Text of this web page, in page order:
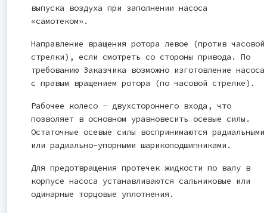
выпуска воздуха при заполнении насоса
«самотеком».
Направление вращения ротора левое (против часовой
стрелки), если смотреть со стороны привода. По
требованию Заказчика возможно изготовление насоса
с правым вращением ротора (по часовой стрелке).
Рабочее колесо - двухстороннего входа, что
позволяет в основном уравновесить осевые силы.
Остаточные осевые силы воспринимаются радиальными
или радиально-упорными шарикоподшипниками.
Для предотвращения протечек жидкости по валу в
корпусе насоса устанавливаются сальниковые или
одинарные торцовые уплотнения.